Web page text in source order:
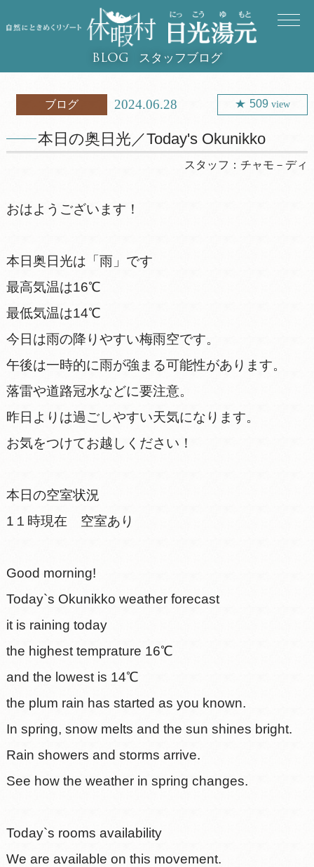
BLOG スタッフブログ
ブログ 2024.06.28 509 view
本日の奥日光／Today's Okunikko
スタッフ：チャモ－ディ
おはようございます！
本日奥日光は「雨」です
最高気温は16℃
最低気温は14℃
今日は雨の降りやすい梅雨空です。
午後は一時的に雨が強まる可能性があります。
落雷や道路冠水などに要注意。
昨日よりは過ごしやすい天気になります。
お気をつけてお越しください！
本日の空室状況
1１時現在 空室あり
Good morning!
Today`s Okunikko weather forecast
it is raining today
the highest temprature 16℃
and the lowest is 14℃
the plum rain has started as you known.
In spring, snow melts and the sun shines bright.
Rain showers and storms arrive.
See how the weather in spring changes.
Today`s rooms availability
We are available on this movement.